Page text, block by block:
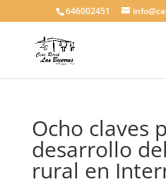
646002451
Ocho claves
desarrollo
rural en